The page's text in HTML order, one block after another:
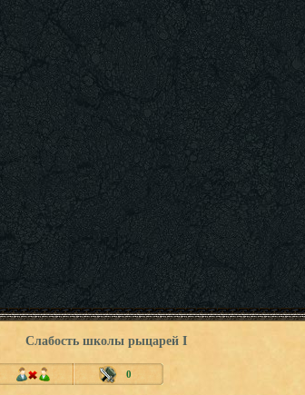
Слабость школы рыцарей I
0